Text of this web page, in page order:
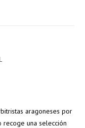
aragoneses por
una selección